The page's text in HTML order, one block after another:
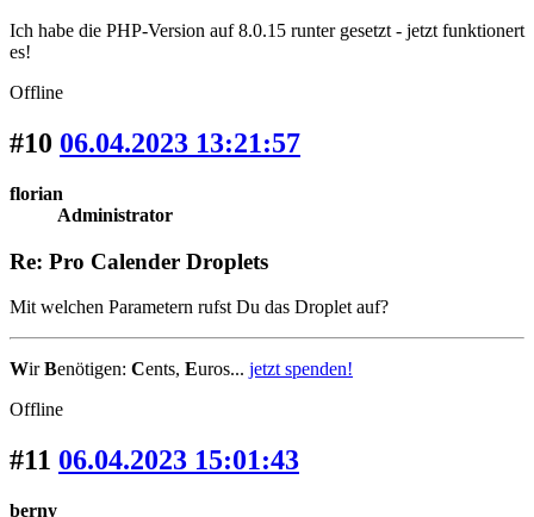
Ich habe die PHP-Version auf 8.0.15 runter gesetzt - jetzt funktionert
es!
Offline
#10 06.04.2023 13:21:57
florian
Administrator
Re: Pro Calender Droplets
Mit welchen Parametern rufst Du das Droplet auf?
WirBenötigen: Cents, Euros... jetzt spenden!
Offline
#11 06.04.2023 15:01:43
berny